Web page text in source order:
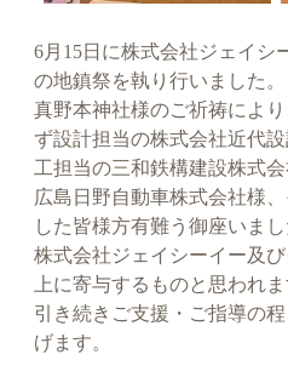
6月15日に株式会社ジェイ
の地鎮祭を執り行いました。
真野本神社様のご祈祷によ
ず設計担当の株式会社近代
工担当の三和鉄構建設株式
広島日野自動車株式会社様
した皆様方有難う御座いまし
株式会社ジェイシーイー及
上に寄与するものと思われま
引き続きご支援・ご指導の
げます。